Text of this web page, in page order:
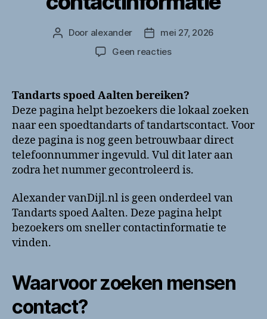
Berichtauteur
Door alexander Berichtdatum
mei 27, 2026
Geen reactiesop
Aalten
bellen?
Telefoonnummer
en
contactinformatie
Tandarts spoed Aalten bereiken?
Deze pagina helpt bezoekers die lokaal zoeken
naar een spoedtandarts of tandartscontact. Voor
deze pagina is nog geen betrouwbaar direct
telefoonnummer ingevuld. Vul dit later aan
zodra het nummer gecontroleerd is.
Alexander vanDijl.nl is geen onderdeel van
Tandarts spoed Aalten. Deze pagina helpt
bezoekers om sneller contactinformatie te
vinden.
Waarvoor zoeken mensen
contact?